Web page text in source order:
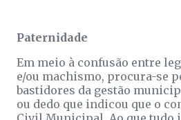
Paternidade
Em meio à confusão entre
e/ou machismo, procura-se
bastidores da gestão
ou dedo que indicou que o